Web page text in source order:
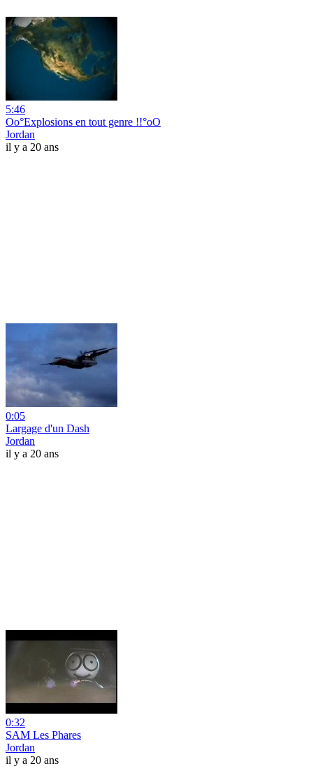
5:46
Oo°Explosions en tout genre !!°oO
Jordan
il y a 20 ans
0:05
Largage d'un Dash
Jordan
il y a 20 ans
0:32
SAM Les Phares
Jordan
il y a 20 ans